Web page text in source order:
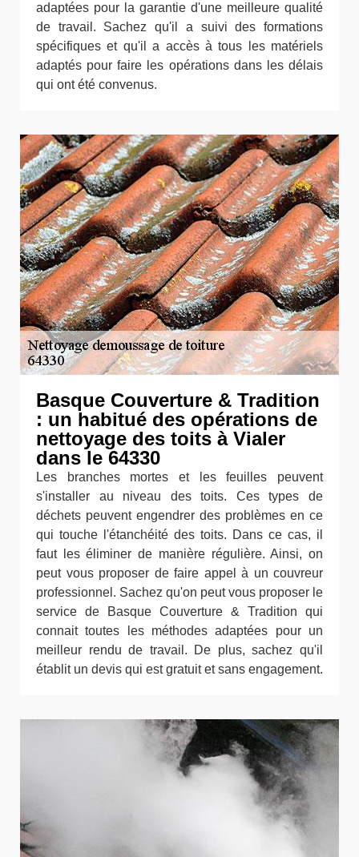
adaptées pour la garantie d'une meilleure qualité
de travail. Sachez qu'il a suivi des formations
spécifiques et qu'il a accès à tous les matériels
adaptés pour faire les opérations dans les délais
qui ont été convenus.
Basque Couverture & Tradition
: un habitué des opérations de
nettoyage des toits à Vialer
dans le 64330
Les branches mortes et les feuilles peuvent
s'installer au niveau des toits. Ces types de
déchets peuvent engendrer des problèmes en ce
qui touche l'étanchéité des toits. Dans ce cas, il
faut les éliminer de manière régulière. Ainsi, on
peut vous proposer de faire appel à un couvreur
professionnel. Sachez qu'on peut vous proposer le
service de Basque Couverture & Tradition qui
connait toutes les méthodes adaptées pour un
meilleur rendu de travail. De plus, sachez qu'il
établit un devis qui est gratuit et sans engagement.